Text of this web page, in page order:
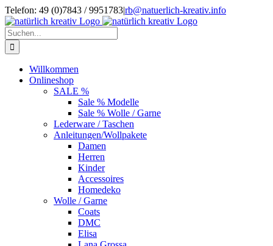
Zum
Inhalt
springen
Telefon: 49 (0)7843 / 9951783|rb@natuerlich-kreativ.info
Suche
nach:
Willkommen
Onlineshop
SALE %
Sale % Modelle
Sale % Wolle / Garne
Lederware / Taschen
Anleitungen/Wollpakete
Damen
Herren
Kinder
Accessoires
Homedeko
Wolle / Garne
Coats
DMC
Elisa